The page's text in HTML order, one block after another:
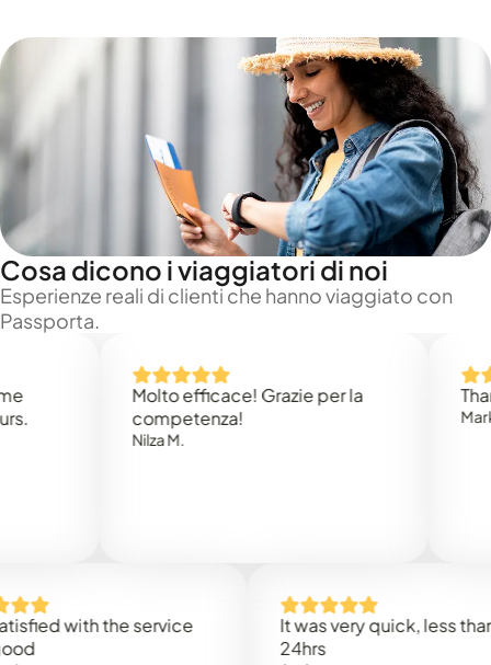
Cosa dicono i viaggiatori di noi
Esperienze reali di clienti che hanno viaggiato con
Passporta.
Molto efficace! Grazie per la
competenza!
Thank
with the service
It was very quick, less than